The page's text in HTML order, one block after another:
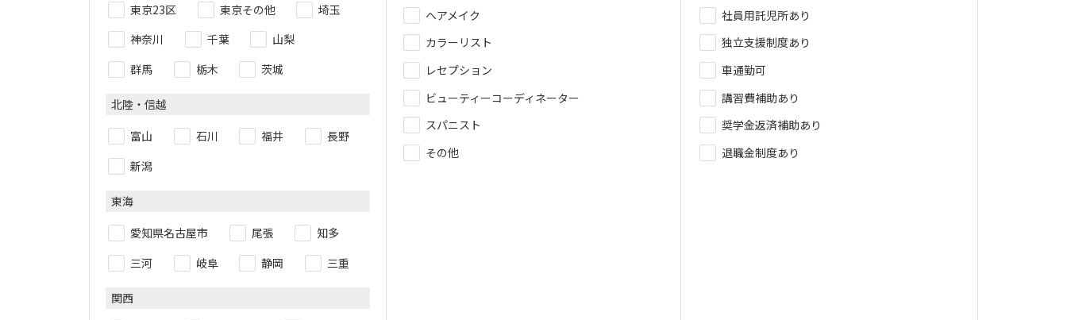
東京23区 東京その他
埼玉
神奈川
千葉
山梨
群馬
栃木 茨城
北陸・信越
富山 石川 福井
長野
新潟
東海
愛知県名古屋市 尾張
知多
三河
岐阜 静岡 三重
関西
ヘアメイク
カラーリスト
レセプション
ビューティーコーディネーター
スパニスト
その他
社員用託児所あり
独立支援制度あり
車通勤可
講習費補助あり
奨学金返済補助あり
退職金制度あり